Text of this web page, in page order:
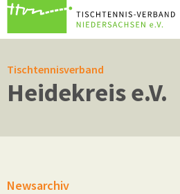
Tischtennisverband
Heidekreis e.V.
Newsarchiv